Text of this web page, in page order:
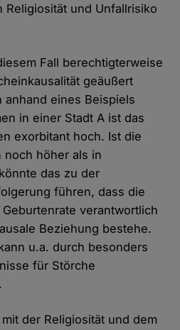
Religiosität und Unfallrisiko
Fall berechtigterweise
geäußert
eines Beispiels
in einer Stadt A ist das
exorbitant hoch. Ist die
noch höher als in
das zu der
führen, dass die
verantwortlich
Beziehung bestehe.
u.a. durch besonders
für Störche
der Religiosität und dem